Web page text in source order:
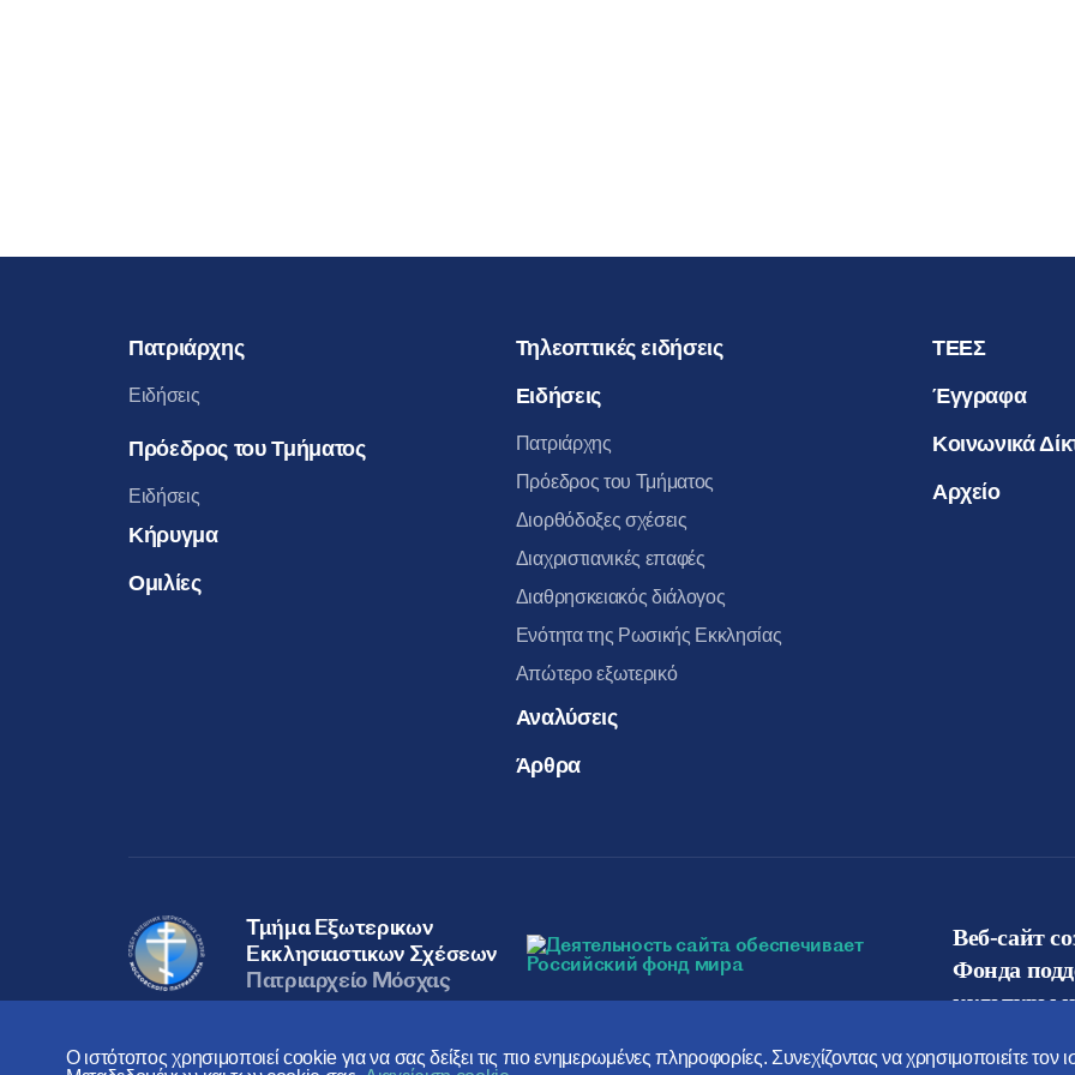
Ο ιστότοπος χρησιμοποιεί cookie για να σας δείξει τις πιο ενημερωμένες πληροφορίες. Συνεχίζοντας να χρησιμοποιείτε τον
Πατριάρχης
Ειδήσεις
Πρόεδρος του Τμήματος
Ειδήσεις
Κήρυγμα
Ομιλίες
Τηλεοπτικές ειδήσεις
Ειδήσεις
Πατριάρχης
Πρόεδρος του Τμήματος
Διορθόδοξες σχέσεις
Διαχριστιανικές επαφές
Διαθρησκειακός διάλογος
Ενότητα της Ρωσικής Εκκλησίας
Απώτερο εξωτερικό
Αναλύσεις
Άρθρα
ΤΕΕΣ
Έγγραφα
Κοινωνικά
Αρχείο
Τμήμα Εξωτερικων
Εκκλησιαστικων Σχέσεων
Πατριαρχείο Μόσχας
Веб-сайт
Фонда
культуры